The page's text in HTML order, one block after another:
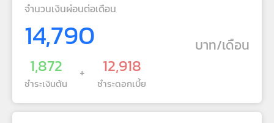
จำนวนเงินผ่อนต่อเดือน
14,790 บาท/เดือน
1,872
ชำระเงินต้น
+ 12,918
ชำระดอกเบี้ย